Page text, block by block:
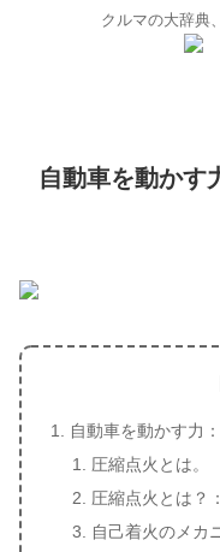
クルマの大辞典
自動車を動かす
自動車を動かす力
圧縮点火とは。
圧縮点火とは？
自己着火のメカ